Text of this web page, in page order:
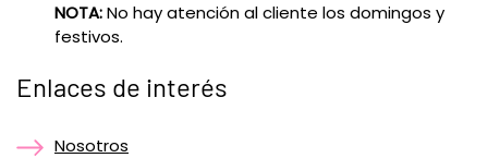
NOTA:No hay atención al cliente los domingos y
festivos.
Enlaces de interés
Nosotros